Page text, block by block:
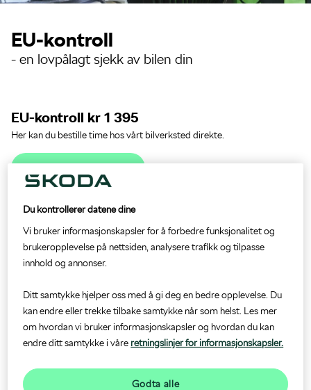
Bruktbil
Lagerbiler
Prislister og brosjyrer
Firmabil
Finansiering
Garanti
Service og verksted
Digital verkstedbestilling
5+ Originalservice
Skadeverksted
Dekk- og hjulskift
Bilglass
EU-kontroll
Dekkhotell
Mobilitetsgaranti
Kontakt
Om oss
EU-kontroll
- en lovpålagt sjekk av bilen din
EU-kontroll kr 1 395
Her kan du bestille time hos vårt bilverksted direkte.
Bestill EU-kontroll
EU-kontroll, eller periodisk kjøretøykontroll (PKK), er en lovpålagt
sjekk av bilen din som har til hensikt å gi en tryggere og mer
miljøvennlig bilpark. Som bileier er det med andre ord ditt ansvar å
sørge for at kjøretøyet ditt blir kontrollert og godkjent innen
Vår anbefaling er at du bestiller tid for EU-kontroll i god tid, slik at
eventuelle reparasjoner på bilen kan foretas før fristen går ut.
Det er enkelt å bestille time til EU-kontroll hos Møller Bil. Det kan
Mitt Bilhold
, eller du kan gå til forhandleroversikten vår
og ringe oss direkte.Les merom EU-kontroll hos Møller Bil.
Du kontrollerer datene dine
Vi bruker informasjonskapsler for å forbedre funksjonalitet og
brukeropplevelse på nettsiden, analysere trafikk og tilpasse
innhold og annonser.
Ditt samtykke hjelper oss med å gi deg en bedre opplevelse. Du
kan endre eller trekke tilbake samtykke når som helst. Les mer
om hvordan vi bruker informasjonskapsler og hvordan du kan
endre ditt samtykke i våre retningslinjer for informasjonskapsler.
Godta alle